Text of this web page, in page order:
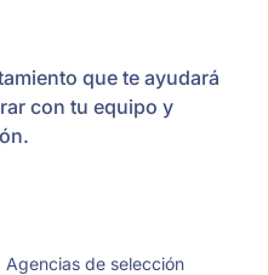
que te ayudará
con tu equipo y
Agencias de selección